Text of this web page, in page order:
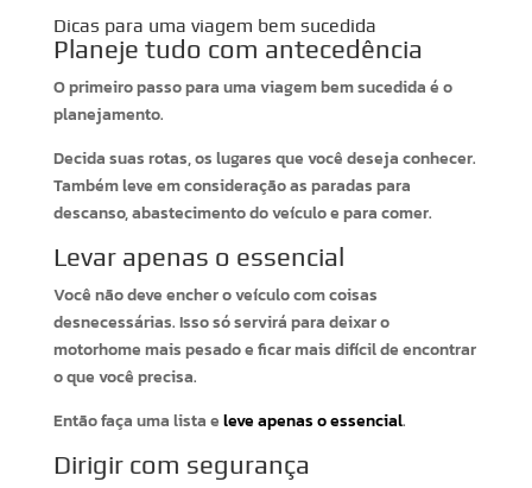
Dicas para uma viagem bem sucedida
Planeje tudo com antecedência
O primeiro passo para uma viagem bem sucedida é o
planejamento.
Decida suas rotas, os lugares que você deseja conhecer.
Também leve em consideração as paradas para
descanso, abastecimento do veículo e para comer.
Levar apenas o essencial
Você não deve encher o veículo com coisas
desnecessárias. Isso só servirá para deixar o
motorhome mais pesado e ficar mais difícil de encontrar
o que você precisa.
Então faça uma lista eleve apenas o essencial.
Dirigir com segurança